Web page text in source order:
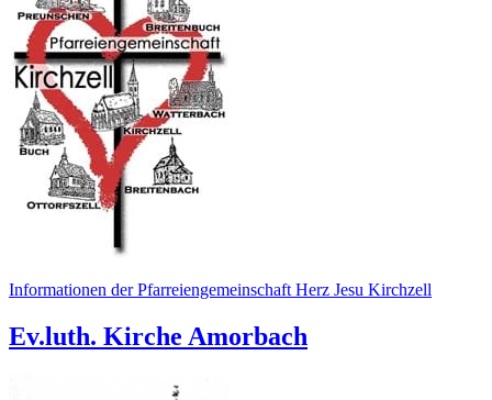
Informationen der Pfarreiengemeinschaft Herz Jesu Kirchzell
Ev.luth. Kirche Amorbach